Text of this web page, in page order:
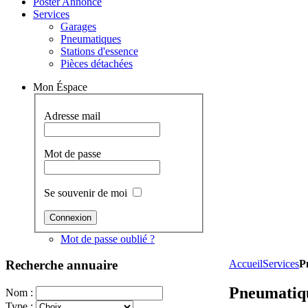
Services
Garages
Pneumatiques
Stations d'essence
Pièces détachées
Mon Éspace
Adresse mail
Mot de passe
Se souvenir de moi
Mot de passe oublié ?
AccueilServices
Recherche annuaire
Nom :